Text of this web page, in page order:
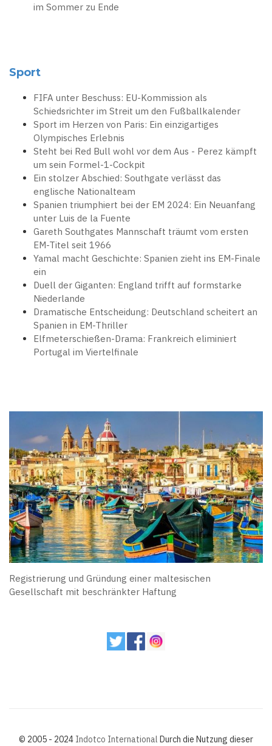
im Sommer zu Ende
Sport
FIFA unter Beschuss: EU-Kommission als
Schiedsrichter im Streit um den Fußballkalender
Sport im Herzen von Paris: Ein einzigartiges
Olympisches Erlebnis
Steht bei Red Bull wohl vor dem Aus - Perez kämpft
um sein Formel-1-Cockpit
Ein stolzer Abschied: Southgate verlässt das
englische Nationalteam
Spanien triumphiert bei der EM 2024: Ein Neuanfang
unter Luis de la Fuente
Gareth Southgates Mannschaft träumt vom ersten
EM-Titel seit 1966
Yamal macht Geschichte: Spanien zieht ins EM-Finale
ein
Duell der Giganten: England trifft auf formstarke
Niederlande
Dramatische Entscheidung: Deutschland scheitert an
Spanien in EM-Thriller
Elfmeterschießen-Drama: Frankreich eliminiert
Portugal im Viertelfinale
Registrierung und Gründung einer maltesischen
Gesellschaft mit beschränkter Haftung
© 2005 - 2024 Indotco International Durch die Nutzung dieser